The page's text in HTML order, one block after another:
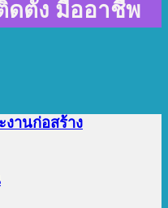
ดตั้ง มืออาชีพ
งานก่อสร้าง